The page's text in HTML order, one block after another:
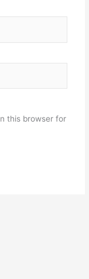
this browser for